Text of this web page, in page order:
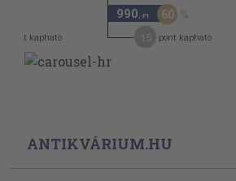
pont kapható
990 ,-Ft 60
pont kapható
ANTIKVÁRIUM.HU